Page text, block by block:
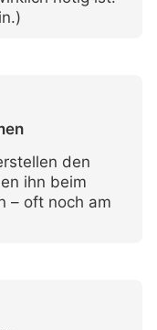
den
ihn beim
– oft noch am